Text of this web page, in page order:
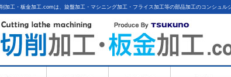
加工・板金加工.comは、旋盤加工・マシニング加工・フライス加工等の部品加工のコンシュル